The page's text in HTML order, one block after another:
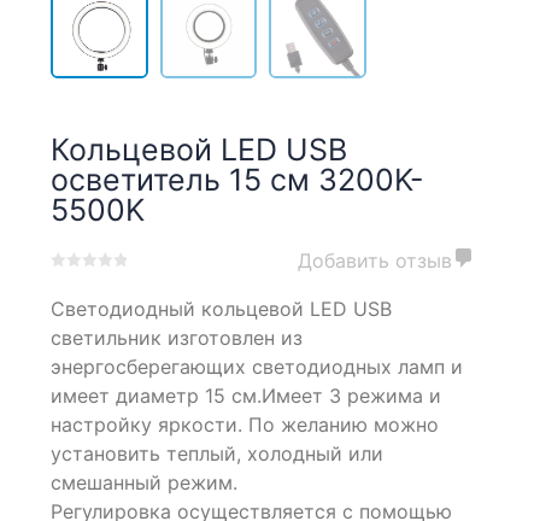
Кольцевой LED USB
осветитель 15 см 3200K-
5500K
out
on
customer
ratings
Добавить отзыв
Светодиодный кольцевой LED USB
светильник изготовлен из
энергосберегающих светодиодных ламп и
имеет диаметр 15 см.Имеет 3 режима и
настройку яркости. По желанию можно
установить теплый, холодный или
смешанный режим.
Регулировка осуществляется с помощью